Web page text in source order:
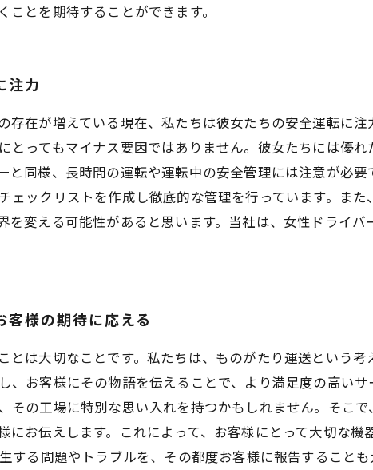
とを期待することができます。
注力
存在が増えている現在、私たちは彼女たちの安全運転に
とってもマイナス要因ではありません。彼女たちには優
と同様、長時間の運転や運転中の安全管理には注意が必
ェックリストを作成し徹底的な管理を行っています。ま
を変える可能性があると思います。当社は、女性ドライ
客様の期待に応える
とは大切なことです。私たちは、ものがたり運送という
、お客様にその物語を伝えることで、より満足度の高い
その工場に特別な思い入れを持つかもしれません。そこ
にお伝えします。これによって、お客様にとって大切な
する問題やトラブルを、その都度お客様に報告すること